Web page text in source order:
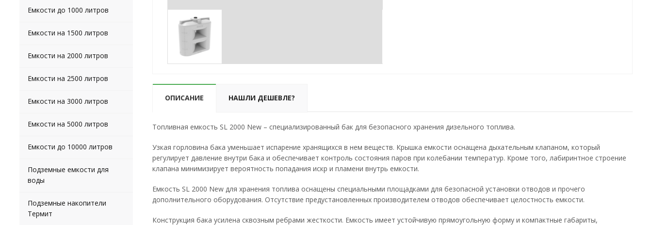
Емкости до 1000 литров
Емкости на 1500 литров
Емкости на 2000 литров
Емкости на 2500 литров
Емкости на 3000 литров
Емкости на 5000 литров
Емкости до 10000 литров
Подземные емкости для
воды
Подземные накопители
Термит
ОПИСАНИЕ НАШЛИ ДЕШЕВЛЕ?
Топливная емкость SL 2000 New – специализированный бак для безопасного хранения дизельного топлива.
Узкая горловина бака уменьшает испарение хранящихся в нем веществ. Крышка емкости оснащена дыхательным клапаном, который
регулирует давление внутри бака и обеспечивает контроль состояния паров при колебании температур. Кроме того, лабиринтное строение
клапана минимизирует вероятность попадания искр и пламени внутрь емкости.
Емкость SL 2000 New для хранения топлива оснащены специальными площадками для безопасной установки отводов и прочего
дополнительного оборудования. Отсутствие предустановленных производителем отводов обеспечивает целостность емкости.
Конструкция бака усилена сквозным ребрами жесткости. Емкость имеет устойчивую прямоугольную форму и компактные габариты,